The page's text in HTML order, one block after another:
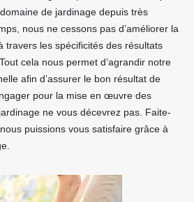
de jardinage depuis très
nous ne cessons pas d’améliorer la
travers les spécificités des résultats
cela nous permet d’agrandir notre
afin d’assurer le bon résultat de
pour la mise en œuvre des
ne vous décevrez pas. Faite-
puissions vous satisfaire grâce à